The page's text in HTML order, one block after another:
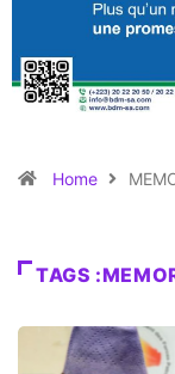
Home
TAGS